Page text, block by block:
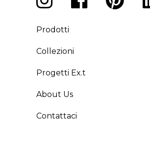
Prodotti
Collezioni
Progetti Ex.t
About Us
Contattaci